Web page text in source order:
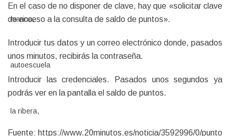
En el caso de no disponer de clave, hay que «solicitar clave
de acceso a la consulta de saldo de puntos».
Introducir tus datos y un correo electrónico donde, pasados
unos minutos, recibirás la contraseña.
Introducir las credenciales. Pasados unos segundos ya
podrás ver en la pantalla el saldo de puntos.
Fuente: https://www.20minutos.es/noticia/3592996/0/punto